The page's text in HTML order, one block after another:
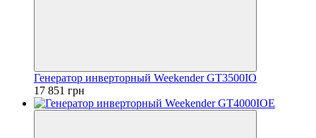
Генератор инверторный Weekender GT3500IO
17 851 грн